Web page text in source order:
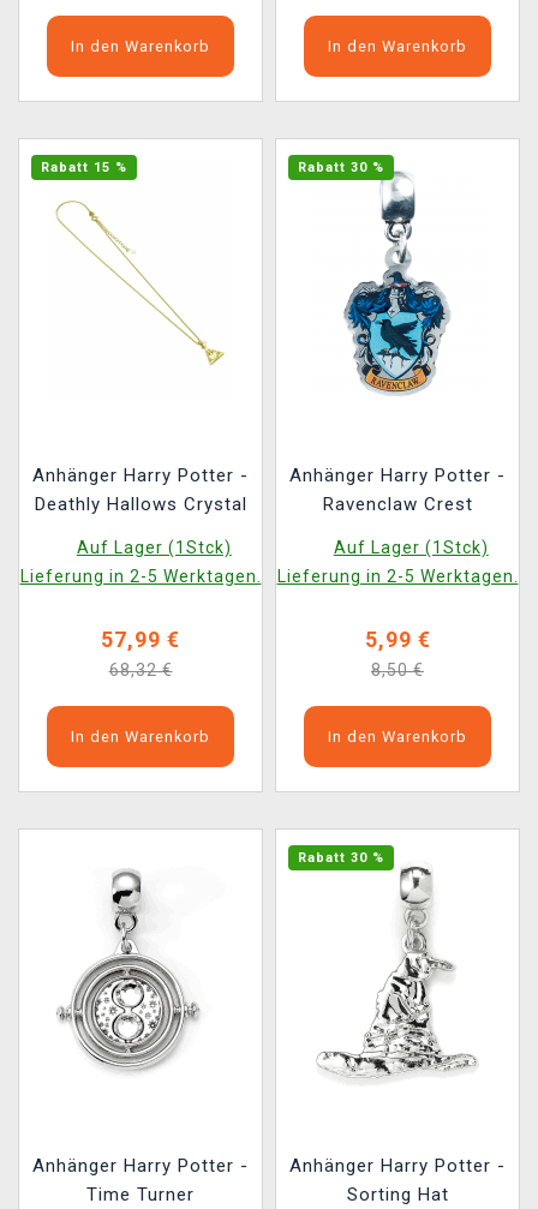
In den Warenkorb In den Warenkorb
Rabatt 15 %
Anhänger Harry Potter -
Deathly Hallows Crystal
Auf Lager (1Stck)
Lieferung in 2-5 Werktagen.
57,99 €
68,32 €
In den Warenkorb
Rabatt 30 %
Anhänger Harry Potter -
Ravenclaw Crest
Auf Lager (1Stck)
Lieferung in 2-5 Werktagen.
5,99 €
8,50 €
In den Warenkorb
Anhänger Harry Potter -
Time Turner
Rabatt 30 %
Anhänger Harry Potter -
Sorting Hat